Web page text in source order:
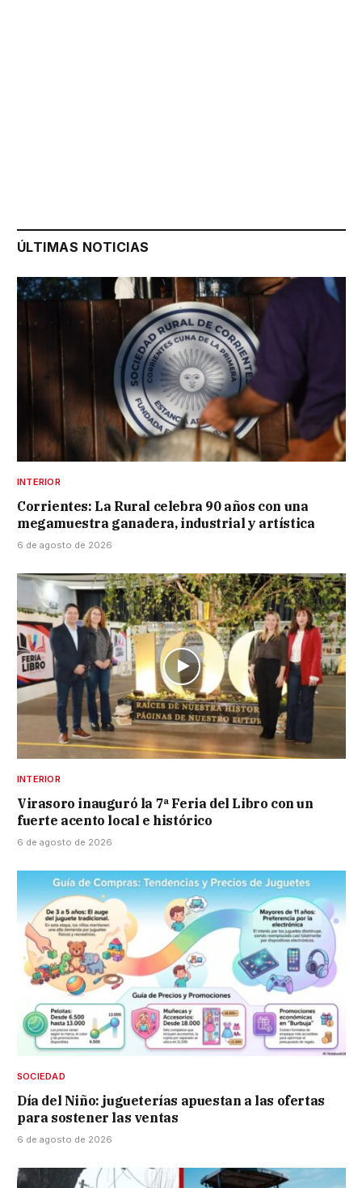
ÚLTIMAS NOTICIAS
INTERIOR
Corrientes: La Rural celebra 90 años con una
megamuestra ganadera, industrial y artística
6 de agosto de 2026
INTERIOR
Virasoro inauguró la 7ª Feria del Libro con un
fuerte acento local e histórico
6 de agosto de 2026
SOCIEDAD
Día del Niño: jugueterías apuestan a las ofertas
para sostener las ventas
6 de agosto de 2026